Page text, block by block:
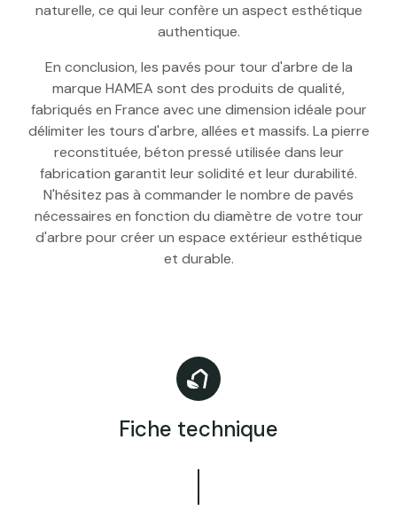
naturelle, ce qui leur confère un aspect esthétique
authentique.
En conclusion, les pavés pour tour d'arbre de la
marque HAMEA sont des produits de qualité,
fabriqués en France avec une dimension idéale pour
délimiter les tours d'arbre, allées et massifs. La pierre
reconstituée, béton pressé utilisée dans leur
fabrication garantit leur solidité et leur durabilité.
N'hésitez pas à commander le nombre de pavés
nécessaires en fonction du diamètre de votre tour
d'arbre pour créer un espace extérieur esthétique
et durable.
Fiche technique